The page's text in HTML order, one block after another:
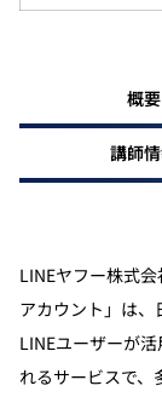
概要
講師
LINEヤフー株式
アカウント」は
LINEユーザーが
れるサービスで、